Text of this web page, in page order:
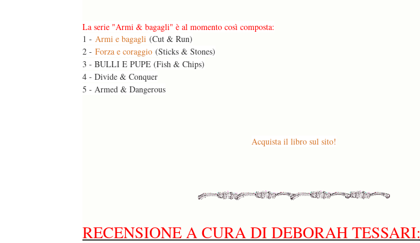
La serie "Armi & bagagli" è al momento così composta:
1 - Armi e bagagli (Cut & Run)
2 - Forza e coraggio (Sticks & Stones)
3 - BULLI E PUPE (Fish & Chips)
4 - Divide & Conquer
5 - Armed & Dangerous
Acquista il libro sul sito!
RECENSIONE A CURA DI DEBORAH TESSARI: